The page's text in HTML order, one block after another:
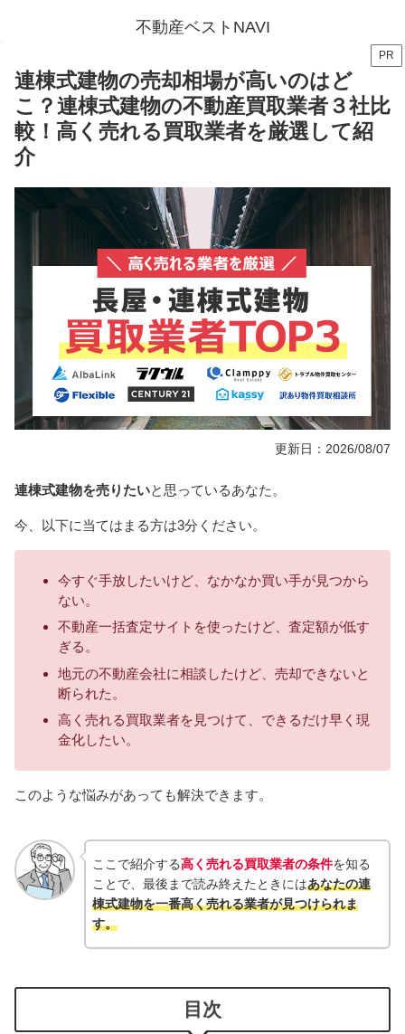
不動産ベストNAVI
PR
連棟式建物の売却相場が高いのはど
こ？連棟式建物の不動産買取業者３社比
較！高く売れる買取業者を厳選して紹
介
更新日：2026/08/07
連棟式建物を売りたいと思っているあなた。
今、以下に当てはまる方は3分ください。
今すぐ手放したいけど、なかなか買い手が見つから
ない。
不動産一括査定サイトを使ったけど、査定額が低す
ぎる。
地元の不動産会社に相談したけど、売却できないと
断られた。
高く売れる買取業者を見つけて、できるだけ早く現
金化したい。
このような悩みがあっても解決できます。
ここで紹介する高く売れる買取業者の条件を知る
ことで、最後まで読み終えたときにはあなたの連
棟式建物を一番高く売れる業者が見つけられま
す。
目次